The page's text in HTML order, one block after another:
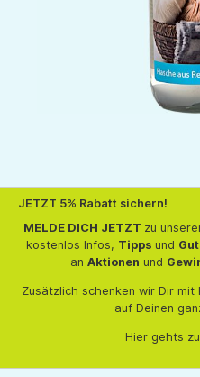
JETZT 5% Rabatt sichern!
MELDE DICH JETZT zu
kostenlos Infos, Tippsund
an Aktionen und
Zusätzlich schenken wir Dir mit
auf Deinen
Hier gehts